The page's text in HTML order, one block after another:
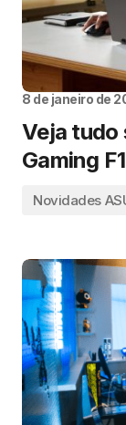
8 de janeiro de
Veja tudo
Gaming
Novidades